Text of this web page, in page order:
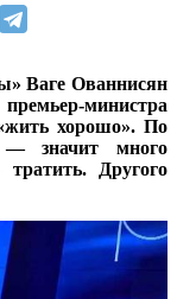
Ваге Ованнисян
министра
хорошо». По
значит много
тратить. Другого